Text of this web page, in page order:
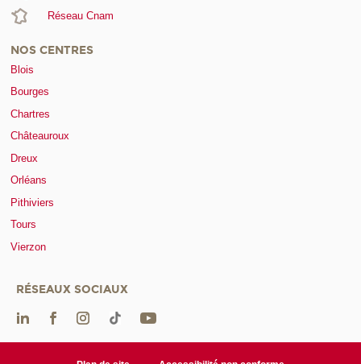
Réseau Cnam
NOS CENTRES
Blois
Bourges
Chartres
Châteauroux
Dreux
Orléans
Pithiviers
Tours
Vierzon
RÉSEAUX SOCIAUX